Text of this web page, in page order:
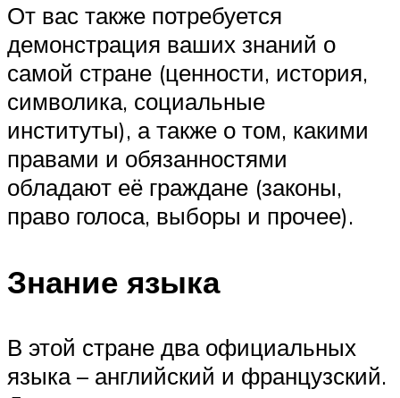
От вас также потребуется
демонстрация ваших знаний о
самой стране (ценности, история,
символика, социальные
институты), а также о том, какими
правами и обязанностями
обладают её граждане (законы,
право голоса, выборы и прочее).
Знание языка
В этой стране два официальных
языка – английский и французский.